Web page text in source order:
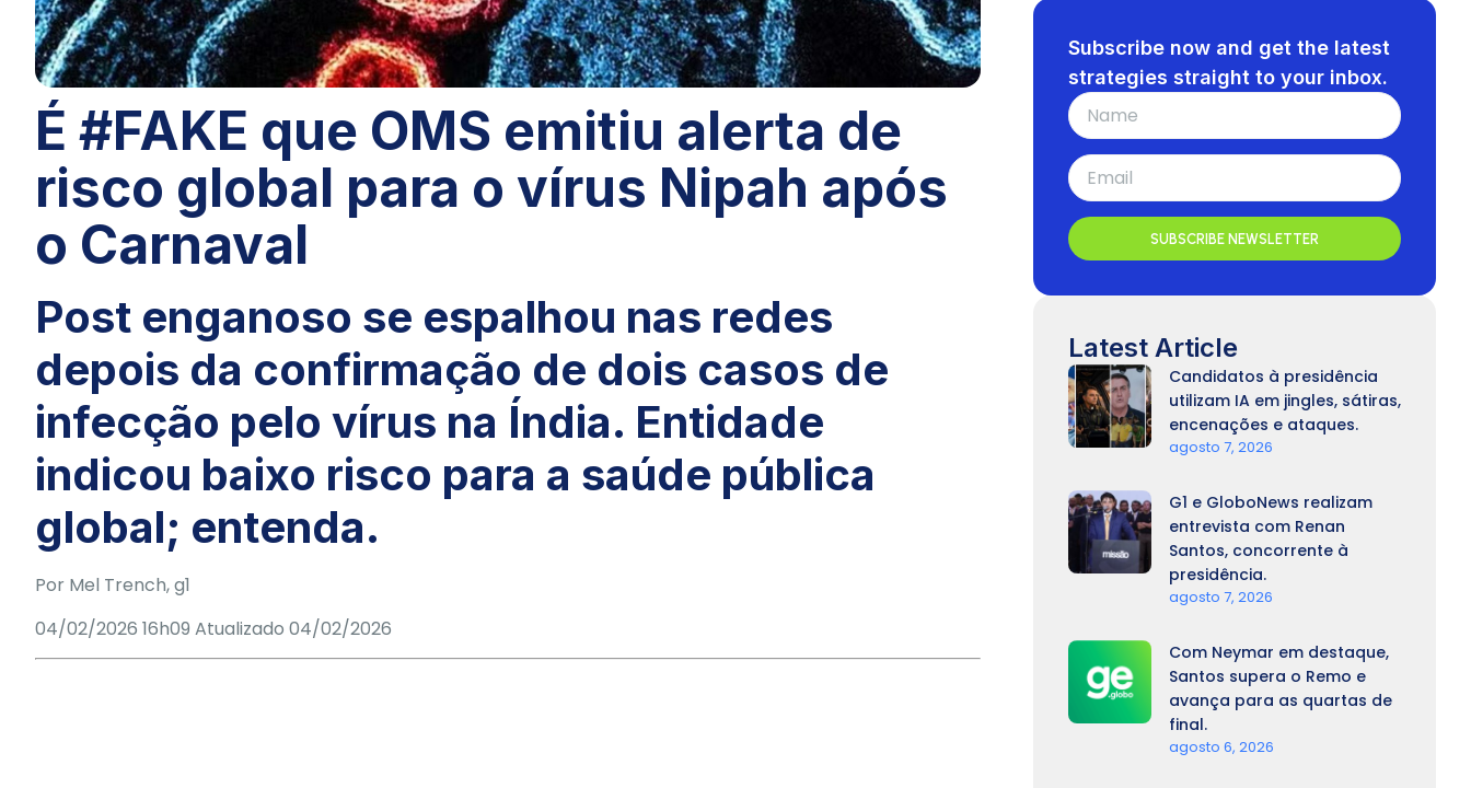
É #FAKE que OMS emitiu alerta de
risco global para o vírus Nipah após
o Carnaval
Post enganoso se espalhou nas redes
depois da confirmação de dois casos de
infecção pelo vírus na Índia. Entidade
indicou baixo risco para a saúde pública
global; entenda.
Por Mel Trench, g1
04/02/2026 16h09 Atualizado 04/02/2026
Subscribe now and get the latest
strategies straight to your inbox.
SUBSCRIBE NEWSLETTER
Latest Article
Candidatos à presidência
utilizam IA em jingles, sátiras,
encenações e ataques.
agosto 7, 2026
G1 e GloboNews realizam
entrevista com Renan
Santos, concorrente à
presidência.
agosto 7, 2026
Com Neymar em destaque,
Santos supera o Remo e
avança para as quartas de
final.
agosto 6, 2026